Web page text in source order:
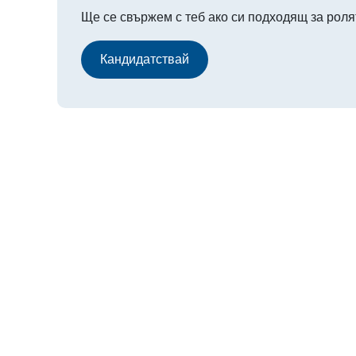
Ще се свържем с теб ако си подходящ за
Кандидатствай